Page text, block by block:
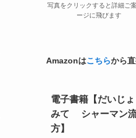
写真をクリックすると詳細ご
ージに飛びます
Amazonはこちらから
電子書籍【だいじ
みて シャーマン流
方】